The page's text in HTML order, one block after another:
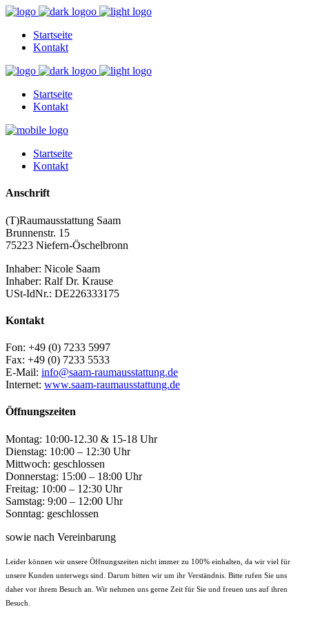
Startseite
Kontakt
Startseite
Kontakt
Startseite
Kontakt
Anschrift
(T)Raumausstattung Saam
Brunnenstr. 15
75223 Niefern-Öschelbronn
Inhaber: Nicole Saam
Inhaber: Ralf Dr. Krause
USt-IdNr.: DE226333175
Kontakt
Fon: +49 (0) 7233 5997
Fax: +49 (0) 7233 5533
E-Mail: info@saam-raumausstattung.de
Internet: www.saam-raumausstattung.de
Öffnungszeiten
Montag: 10:00-12.30 & 15-18 Uhr
Dienstag: 10:00 – 12:30 Uhr
Mittwoch: geschlossen
Donnerstag: 15:00 – 18:00 Uhr
Freitag: 10:00 – 12:30 Uhr
Samstag: 9:00 – 12:00 Uhr
Sonntag: geschlossen
sowie nach Vereinbarung
Leider können wir unsere Öffnungszeiten nicht immer zu 100% einhalten, da wir viel für
unsere Kunden unterwegs sind. Darum bitten wir um ihr Verständnis. Bitte rufen Sie uns
daher vor ihrem Besuch an. Wir nehmen uns gerne Zeit für Sie und freuen uns auf ihren
Besuch.